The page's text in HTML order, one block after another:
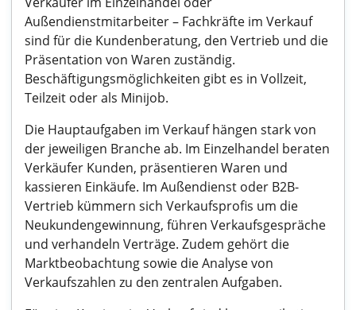
Außendienstmitarbeiter – Fachkräfte im Verkauf
sind für die Kundenberatung, den Vertrieb und die
Präsentation von Waren zuständig.
Beschäftigungsmöglichkeiten gibt es in Vollzeit,
Teilzeit oder als Minijob.
Die Hauptaufgaben im Verkauf hängen stark von
der jeweiligen Branche ab. Im Einzelhandel beraten
Verkäufer Kunden, präsentieren Waren und
kassieren Einkäufe. Im Außendienst oder B2B-
Vertrieb kümmern sich Verkaufsprofis um die
Neukundengewinnung, führen Verkaufsgespräche
und verhandeln Verträge. Zudem gehört die
Marktbeobachtung sowie die Analyse von
Verkaufszahlen zu den zentralen Aufgaben.